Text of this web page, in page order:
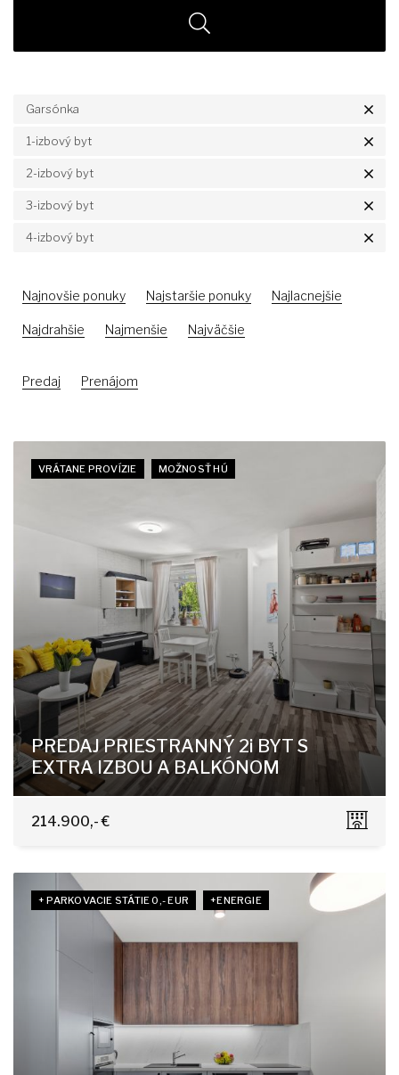
Garsónka
1-izbový byt
2-izbový byt
3-izbový byt
4-izbový byt
Najnovšie ponuky Najstaršie ponuky Najlacnejšie
Najdrahšie Najmenšie Najväčšie
Predaj Prenájom
VRÁTANE PROVÍZIE MOŽNOSŤ HÚ
PREDAJ PRIESTRANNÝ 2i BYT S
EXTRA IZBOU A BALKÓNOM
Pri Šajbách, Bratislava - Rača
214.900,- €
+ PARKOVACIE STÁTIE 0,- EUR +ENERGIE